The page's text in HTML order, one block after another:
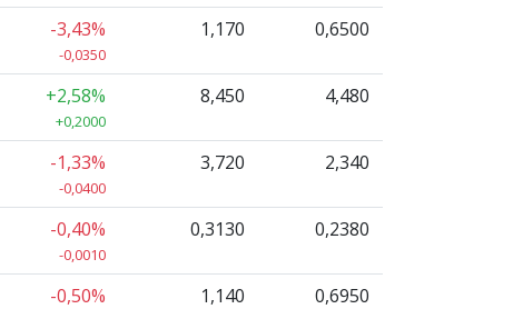
-3,43%
-0,0350
1,170 0,6500
+2,58%
+0,2000
8,450 4,480
-1,33%
-0,0400
3,720 2,340
-0,40%
-0,0010
0,3130 0,2380
-0,50% 1,140 0,6950